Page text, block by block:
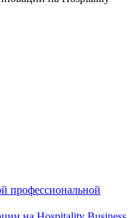
профессиональной